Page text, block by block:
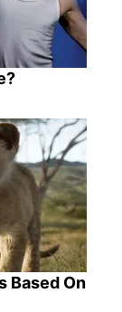
Based On